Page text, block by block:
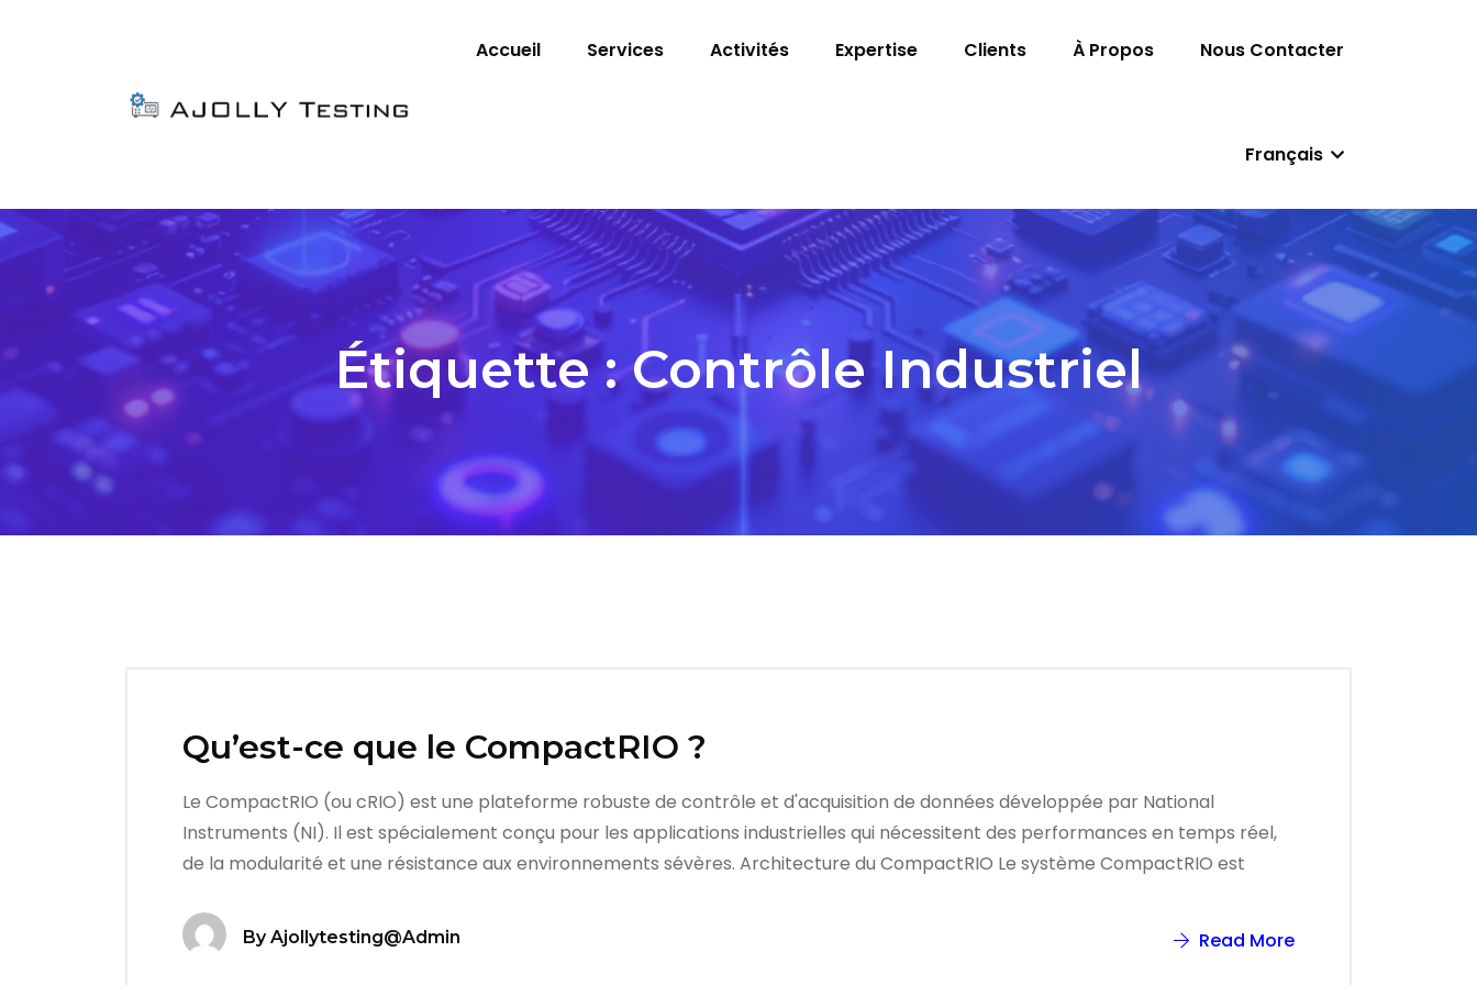
Accueil Services Activités Expertise Clients À Propos Nous Contacter
Français
Étiquette :Contrôle Industriel
Qu’est-ce que le CompactRIO ?
Le CompactRIO (ou cRIO) est une plateforme robuste de contrôle et d'acquisition de données développée par National
Instruments (NI). Il est spécialement conçu pour les applications industrielles qui nécessitent des performances en temps réel,
de la modularité et une résistance aux environnements sévères. Architecture du CompactRIO Le système CompactRIO est
ByAjollytesting@admin Read More